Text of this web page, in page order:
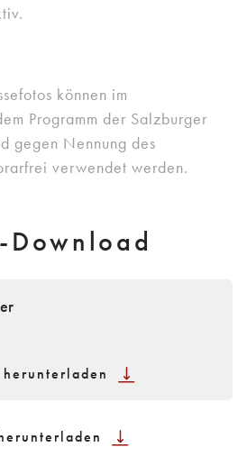
können im
Programm der Salzburger
gegen Nennung des
verwendet werden.
Download